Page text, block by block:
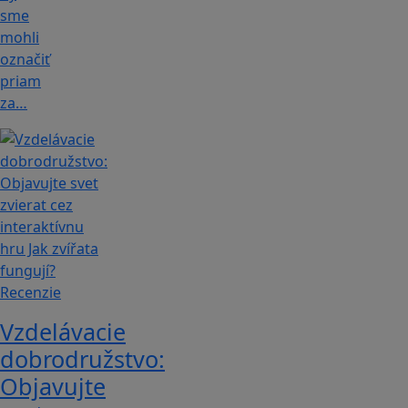
sme
mohli
označiť
priam
za…
Recenzie
Vzdelávacie
dobrodružstvo:
Objavujte